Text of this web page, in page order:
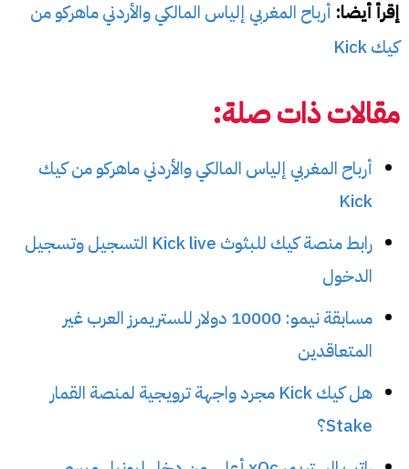
إقرأ أيضا: أرباح المغربي إلياس المالكي والأردني ماهركو من
كيك Kick
مقالات ذات صلة:
أرباح المغربي إلياس المالكي والأردني ماهركو من كيك
Kick
رابط منصة كيك للبثوث Kick live التسجيل وتسجيل
الدخول
مسابقة نيمو: 10000 دولار للستريمرز العرب غير
المتعاقدين
هل كيك Kick مجرد واجهة ترويجية لمنصة القمار
Stake؟